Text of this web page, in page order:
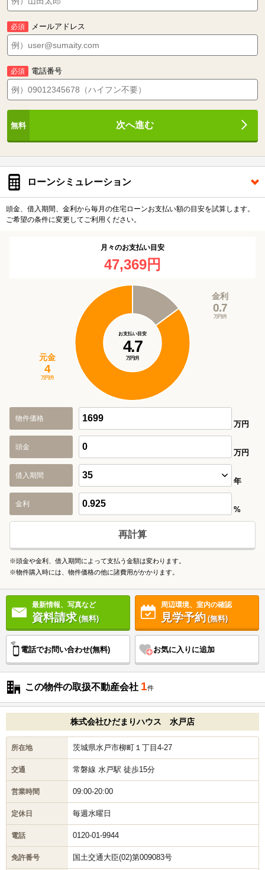
必須 メールアドレス
必須 電話番号
次へ進む
ローンシミュレーション
頭金、借入期間、金利から毎月の住宅ローンお支払い額の目安を試算します。
ご希望の条件に変更してご利用ください。
月々のお支払い目安
47,369円
元金
4
万円/月
金利
0.7
万円/月
お支払い目安
4.7
万円/月
物件価格
万円
頭金
万円
借入期間
年
金利
%
再計算
※頭金や金利、借入期間によって支払う金額は変わります。
※物件購入時には、物件価格の他に諸費用がかかります。
最新情報、写真など
資料請求 (無料)
周辺環境、室内の確認
見学予約 (無料)
電話でお問い合わせ(無料) お気に入りに追加
この物件の取扱不動産会社 1件
株式会社ひだまりハウス 水戸店
所在地 茨城県水戸市柳町１丁目4-27
交通 常磐線 水戸駅 徒歩15分
営業時間 09:00-20:00
定休日 毎週水曜日
電話 0120-01-9944
免許番号 国土交通大臣(02)第009083号